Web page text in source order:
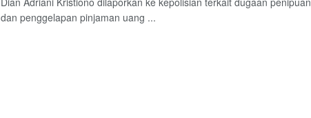
dan penggelapan pinjaman uang ...